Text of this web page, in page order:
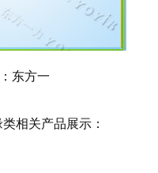
东方一
相关产品展示：